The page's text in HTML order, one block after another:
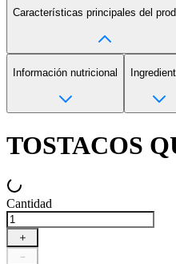
Características principales del
Información nutricional
TOSTACOS
Cantidad
＋
－